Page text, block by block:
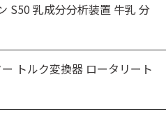
S50 乳成分分析装置 牛乳 分
トルク変換器 ロータリート